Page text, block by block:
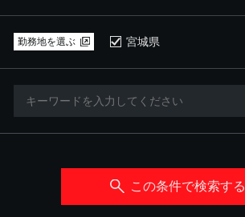
勤務地を選ぶ 宮城県
この条件で検索する